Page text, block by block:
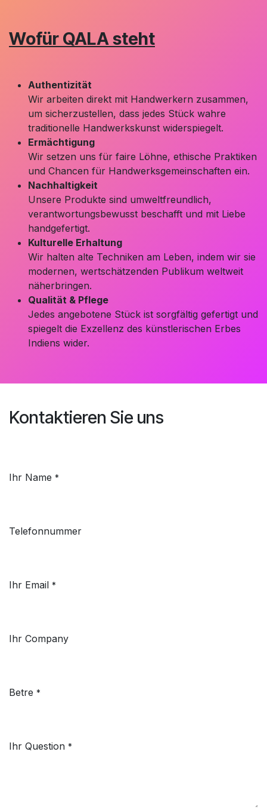
Wofür QALA steht
Authentizität
Wir arbeiten direkt mit Handwerkern zusammen,
um sicherzustellen, dass jedes Stück wahre
traditionelle Handwerkskunst widerspiegelt.
Ermächtigung
Wir setzen uns für faire Löhne, ethische Praktiken
und Chancen für Handwerksgemeinschaften ein.
Nachhaltigkeit
Unsere Produkte sind umweltfreundlich,
verantwortungsbewusst beschafft und mit Liebe
handgefertigt.
Kulturelle Erhaltung
Wir halten alte Techniken am Leben, indem wir sie
modernen, wertschätzenden Publikum weltweit
näherbringen.
Qualität & Pflege
Jedes angebotene Stück ist sorgfältig gefertigt und
spiegelt die Exzellenz des künstlerischen Erbes
Indiens wider.
Kontaktieren Sie uns
Ihr Name *
Telefonnummer
Ihr Email *
Ihr Company
Betre *
Ihr Question *